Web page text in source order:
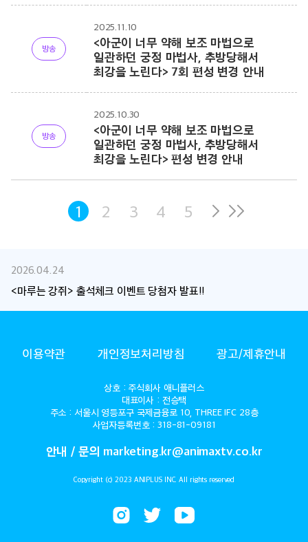
방송
2025.11.10
<아군이 너무 약해 보조 마법으로
일관하던 궁정 마법사, 추방당해서
최강을 노린다> 7회 편성 변경 안내
방송
2025.10.30
<아군이 너무 약해 보조 마법으로
일관하던 궁정 마법사, 추방당해서
최강을 노린다> 편성 변경 안내
1 2 3 4 5
2026.04.24
<마루는 강쥐> 출석체크 이벤트 당첨자 발표!!
ANIMAX이용약관 개인정보처리방침 광고/제휴안내
상호 : 주식회사 애니플러스
대표이사 : 전승택
주소 : 서울시 영등포구 국제금융로 10, THREE IFC 28층
사업자등록번호 : 318-81-09181
안내 / 문의 marketing.kr@animaxtv.co.kr
Copyright (c) 2023 ANIPLUS INC. All rights reserved